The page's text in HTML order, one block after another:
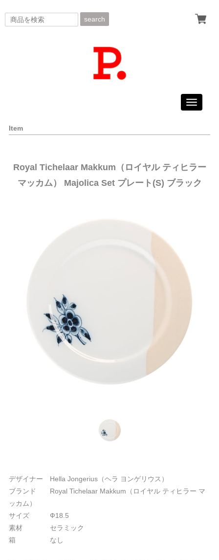
search
Toggle
Item
Royal Tichelaar Makkum（ロイヤル ティヒラー
マッカム） Majolica Set プレート(S) ブラック
デザイナー Hella Jongerius（ヘラ ヨンゲリウス）
ブランド Royal Tichelaar Makkum（ロイヤル ティヒラー マ
ッカム）
サイズ Ф18.5
素材 セラミック
箱 なし